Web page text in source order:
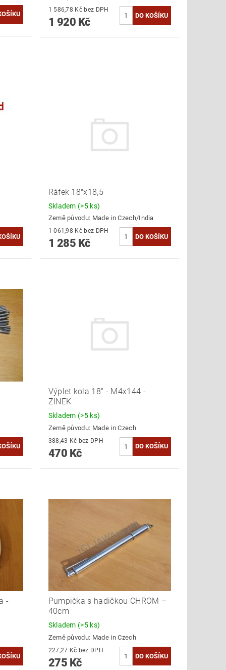
1 586,78 Kč bez DPH
1 920 Kč
Ráfek 18"x18,5
Skladem (>5 ks)
Země původu: Made in Czech/India
1 061,98 Kč bez DPH
1 285 Kč
Výplet kola 18" - M4x144 -
ZINEK
Skladem (>5 ks)
Země původu: Made in Czech
388,43 Kč bez DPH
470 Kč
-
Pumpička s hadičkou CHROM –
40cm
Skladem (>5 ks)
Země původu: Made in Czech
227,27 Kč bez DPH
275 Kč